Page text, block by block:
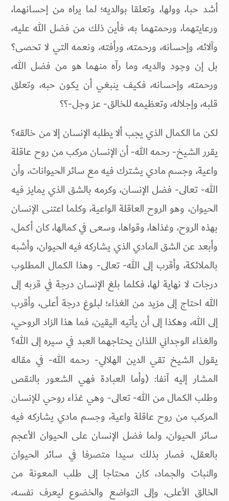
أشد حبا، وولها، وتعلقا بوالديه؛ لما يراه من إحسانهما،
ورعايتهما، ورحمتهما به، فأين ذلك من فضل الله عليه،
وآلائه، وإحسانه، ورحمته، ورأفته، ونعمه التي لا تحصى؟
بل إن وجود والديه، وما رآه منهما هو من فضل الله،
ورحمته، وإحسانه، فكيف ينبغي أن يكون حبه، وتعلق
قلبه، وإجلاله، وتعظيمه للخالق- عز وجل-؟؟
لكن ما الكمال الذي يجب ألا يطلبه الإنسان إلا من خالقه؟
يقرر الشيخ- رحمه الله- أن الإنسان مركب من روح عاقلة
واعية، وجسم مادي يشترك فيه مع سائر الحيوانات، وأن
الله- تعالى- فضل الإنسان، وكرمه بالشق الذي يمايز فيه
الحيوان، وهو الروح العاقلة الواعية، وكلما اعتنى الإنسان
بهذه الروح، وغذاها، وقواها، وسعى في كمالها، كان أكمل،
وأبعد عن الشق المادي الذي يشاركه فيه الحيوان، وأشبه
بالملائكة، وأقرب إلى الله- تعالى- وهذا الكمال المطلوب
درجات لا نهاية لها، فكلما بلغ الإنسان درجة في قربه إلى
الله احتاج إلى مزيد من الغذاء؛ لبلوغ درجة أعلى، وأقرب
إلى الله، وهكذا إلى أن يأتيه اليقين، فما هذا الزاد الروحي،
والغذاء الوجداني اللذان يحتاجهما العبد في سيره إلى الله؟
يقول الشيخ تقي الدين الهلالي- رحمه الله- في مقاله
المشار إليه آنفا: (وأما العبادة فهي الشعور بالنقص
وطلب الكمال من الله- تعالى- وهي غذاء روحي للإنسان
المركب من روح عاقلة واعية، وجسم مادي يشاركه فيه
سائر الحيوان، ولما فضل الإنسان على الحيوان الأعجم
بالعقل، فصار بذلك سيدا متصرفا في سائر الحيوان
والنبات والجماد، كان محتاجا إلى طلب المعونة من
الخالق الأعلى، وإلى التواضع والخضوع ليعرف نفسه،